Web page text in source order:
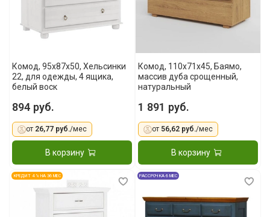
Комод, 95x87x50, Хельсинки
22, для одежды, 4 ящика,
белый воск
894 руб.
от 26,77 руб./мес
В корзину
Комод, 110x71x45, Баямо,
массив дуба срощенный,
натуральный
1 891 руб.
от 56,62 руб./мес
В корзину
КРЕДИТ 4 % НА 36 МЕС РАССРОЧКА 6 МЕС